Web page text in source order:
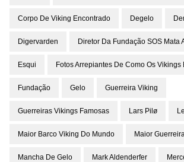
Corpo De Viking Encontrado Degelo
Digervarden Diretor Da Fundação SOS Mata
Esqui Fotos Arrepiantes De Como Os Vikings
Fundação Gelo Guerreira Viking
Guerreiras Vikings Famosas Lars Pilø
Maior Barco Viking Do Mundo Maior
Mancha De Gelo Mark Aldenderfer